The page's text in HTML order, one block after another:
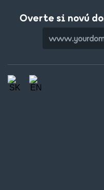
Overte si novú